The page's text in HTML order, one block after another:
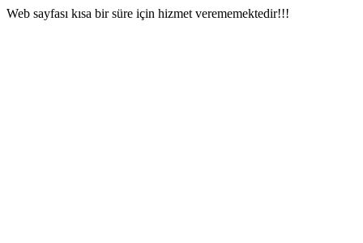
Web sayfası kısa bir süre için hizmet verememektedir!!!